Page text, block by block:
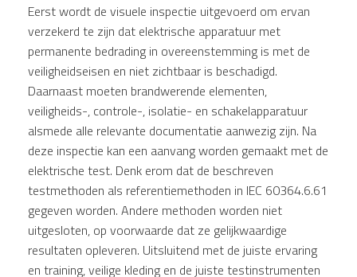
Eerst wordt de visuele inspectie uitgevoerd om ervan
verzekerd te zijn dat elektrische apparatuur met
permanente bedrading in overeenstemming is met de
veiligheidseisen en niet zichtbaar is beschadigd.
Daarnaast moeten brandwerende elementen,
veiligheids-, controle-, isolatie- en schakelapparatuur
alsmede alle relevante documentatie aanwezig zijn. Na
deze inspectie kan een aanvang worden gemaakt met de
elektrische test. Denk erom dat de beschreven
testmethoden als referentiemethoden in IEC 60364.6.61
gegeven worden. Andere methoden worden niet
uitgesloten, op voorwaarde dat ze gelijkwaardige
resultaten opleveren. Uitsluitend met de juiste ervaring
en training, veilige kleding en de juiste testinstrumenten